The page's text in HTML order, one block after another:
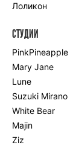
Гарем
Драма
Исторический
Фантастика
Мистика
Хентай
ПО ГОДУ
Лоликон
СТУДИИ
PinkPineapple
Mary Jane
Lune
Suzuki Mirano
White Bear
Majin
Ziz